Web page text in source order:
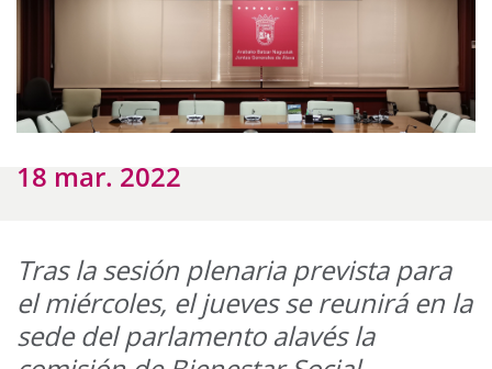
18 mar. 2022
Tras la sesión plenaria prevista para
el miércoles, el jueves se reunirá en la
sede del parlamento alavés la